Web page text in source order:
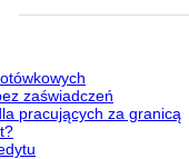
zaświadczeń
pracujących za granicą